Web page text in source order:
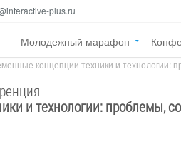
plus.ru
Молодежный марафон
концепции техники и технологии:
и технологии: проблемы,